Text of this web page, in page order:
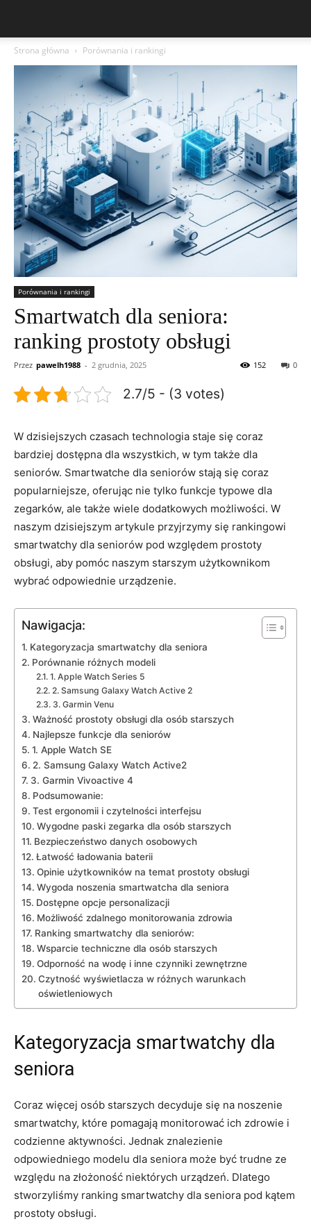
Strona główna Porównania i rankingi
Porównania i rankingi
Smartwatch dla seniora:
ranking prostoty obsługi
Przez pawelh1988 - 2 grudnia, 2025 0
152
2.7/5 - (3 votes)
W dzisiejszych czasach technologia⁣ staje się coraz​
bardziej dostępna dla wszystkich, w tym także dla
seniorów. Smartwatche dla seniorów stają⁣ się coraz
popularniejsze, oferując‍ nie ⁣tylko funkcje typowe dla⁤
zegarków, ale⁢ także wiele dodatkowych możliwości. W
naszym dzisiejszym ⁤artykule ⁤przyjrzymy się rankingowi
smartwatchy dla seniorów pod względem ​prostoty
‍obsługi, aby⁣ pomóc naszym starszym użytkownikom
wybrać odpowiednie urządzenie.
Nawigacja:
Kategoryzacja smartwatchy dla seniora
Porównanie różnych modeli
1. Apple Watch Series⁤ 5
2. Samsung Galaxy ⁣Watch ⁤Active 2
3. Garmin Venu
Ważność prostoty obsługi⁢ dla osób starszych
Najlepsze funkcje ​dla seniorów
1.​ Apple ⁢Watch SE
2. Samsung Galaxy ‌Watch Active2
3. Garmin Vivoactive 4
Podsumowanie:
Test ergonomii i⁢ czytelności interfejsu
Wygodne paski zegarka dla osób starszych
Bezpieczeństwo danych osobowych
Łatwość ładowania baterii
Opinie użytkowników na temat prostoty obsługi
Wygoda noszenia smartwatcha dla seniora
Dostępne opcje personalizacji
Możliwość zdalnego monitorowania zdrowia
Ranking smartwatchy dla seniorów:
Wsparcie techniczne ‍dla osób starszych
Odporność na ⁣wodę i ⁤inne czynniki zewnętrzne
Czytność wyświetlacza w różnych⁢ warunkach
oświetleniowych
Kategoryzacja smartwatchy dla
seniora
Coraz więcej osób starszych decyduje się na noszenie
smartwatchy, które pomagają monitorować ich zdrowie i
codzienne aktywności. Jednak znalezienie
odpowiedniego modelu dla seniora może być trudne⁢ ze
względu na złożoność ⁢niektórych urządzeń. Dlatego
stworzyliśmy ranking smartwatchy dla ​seniora pod kątem
prostoty obsługi.